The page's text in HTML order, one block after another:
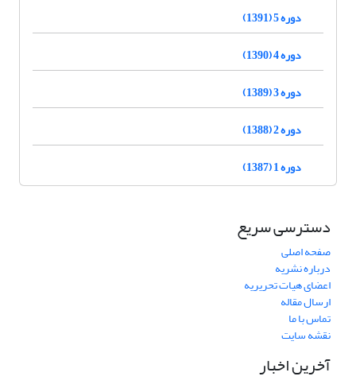
دوره 5 (1391)
دوره 4 (1390)
دوره 3 (1389)
دوره 2 (1388)
دوره 1 (1387)
دسترسی سریع
صفحه اصلی
درباره نشریه
اعضای هیات تحریریه
ارسال مقاله
تماس با ما
نقشه سایت
آخرین اخبار